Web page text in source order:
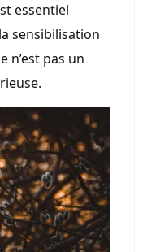
essentiel
sensibilisation
n’est pas un